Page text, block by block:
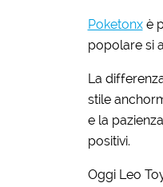
Poketonxè
popolare si
La
stile
e la
positivi.
Oggi Leo